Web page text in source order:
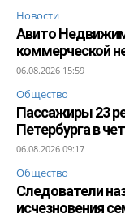
Новости
Авито
коммерческой
06.08.2026 15:59
Общество
Пассажиры 23
Петербурга в
06.08.2026 09:17
Общество
Следователи
исчезновения